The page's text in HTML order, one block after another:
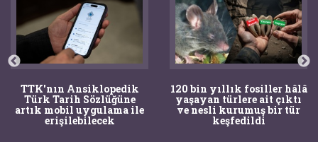
TTK'nın Ansiklopedik
Türk Tarih Sözlüğüne
artık mobil uygulama ile
erişilebilecek
120 bin yıllık fosiller hâlâ
yaşayan türlere ait çıktı
ve nesli kurumuş bir tür
keşfedildi